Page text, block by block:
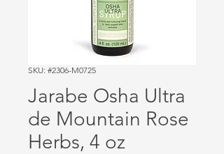
SKU: #2306-M0725
Jarabe Osha Ultra
de Mountain Rose
Herbs, 4 oz